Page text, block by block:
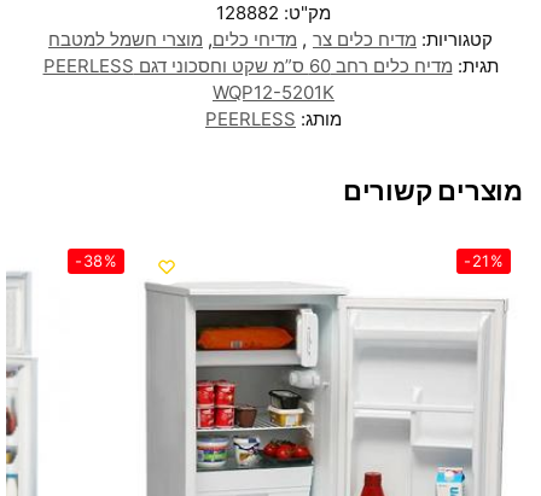
מק"ט: 128882
קטגוריות: מדיח כלים צר , מדיחי כלים, מוצרי חשמל למטבח
תגית:
מדיח כלים רחב 60 ס”מ שקט וחסכוני דגם PEERLESS
WQP12-5201K
מותג: PEERLESS
מוצרים קשורים
-21%
-38%